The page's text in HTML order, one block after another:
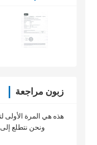
زبون مراجعة
هذه هي المرة الأولى
ونحن نتطلع